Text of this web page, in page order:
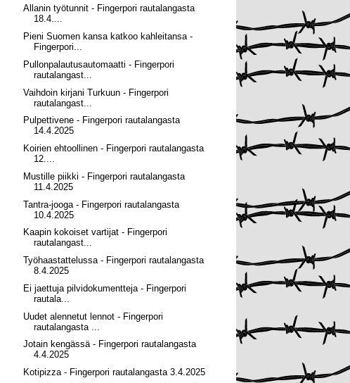
Allanin työtunnit - Fingerpori rautalangasta
18.4....
Pieni Suomen kansa katkoo kahleitansa -
Fingerpori...
Pullonpalautusautomaatti - Fingerpori
rautalangast...
Vaihdoin kirjani Turkuun - Fingerpori
rautalangast...
Pulpettivene - Fingerpori rautalangasta
14.4.2025
Koirien ehtoollinen - Fingerpori rautalangasta
12....
Mustille piikki - Fingerpori rautalangasta
11.4.2025
Tantra-jooga - Fingerpori rautalangasta
10.4.2025
Kaapin kokoiset vartijat - Fingerpori
rautalangast...
Työhaastattelussa - Fingerpori rautalangasta
8.4.2025
Ei jaettuja pilvidokumentteja - Fingerpori
rautala...
Uudet alennetut lennot - Fingerpori
rautalangasta ...
Jotain kengässä - Fingerpori rautalangasta
4.4.2025
Kotipizza - Fingerpori rautalangasta 3.4.2025